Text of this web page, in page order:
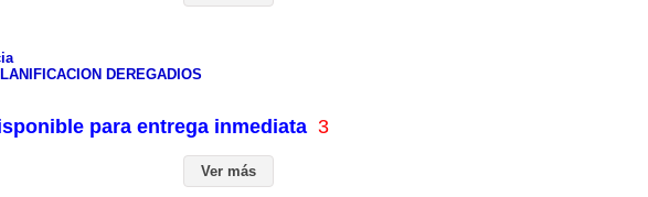
DEREGADIOS
para entrega inmediata 3
Ver más